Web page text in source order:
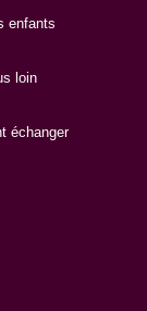
enfants
loin
échanger